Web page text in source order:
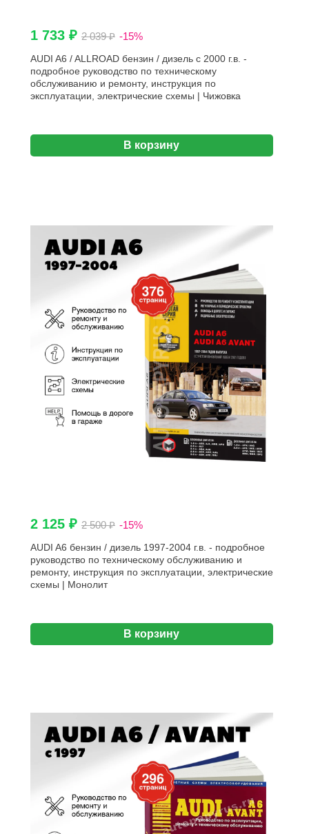
1 733 ₽ 2 039 ₽ -15%
AUDI A6 / ALLROAD бензин / дизель с 2000 г.в. -
подробное руководство по техническому
обслуживанию и ремонту, инструкция по
эксплуатации, электрические схемы | Чижовка
В корзину
2 125 ₽ 2 500 ₽ -15%
AUDI A6 бензин / дизель 1997-2004 г.в. - подробное
руководство по техническому обслуживанию и
ремонту, инструкция по эксплуатации, электрические
схемы | Монолит
В корзину